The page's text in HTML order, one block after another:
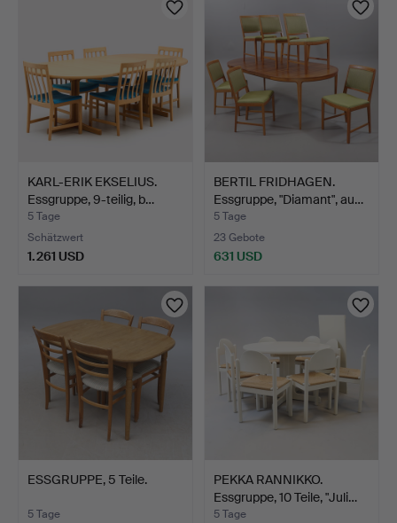
KARL-ERIK EKSELIUS.
Essgruppe, 9-teilig, b…
5 Tage
Schätzwert
1.261 USD
BERTIL FRIDHAGEN.
Essgruppe, "Diamant", au…
5 Tage
23 Gebote
631 USD
ESSGRUPPE, 5 Teile.
5 Tage
PEKKA RANNIKKO.
Essgruppe, 10 Teile, "Juli…
5 Tage